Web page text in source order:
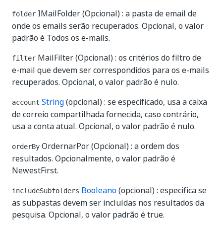
folder IMailFolder (Opcional) : a pasta de email de
onde os emails serão recuperados. Opcional, o valor
padrão é Todos os e-mails.
filter MailFilter (Opcional) : os critérios do filtro de
e-mail que devem ser correspondidos para os e-mails
recuperados. Opcional, o valor padrão é nulo.
account String(opcional) : se especificado, usa a caixa
de correio compartilhada fornecida, caso contrário,
usa a conta atual. Opcional, o valor padrão é nulo.
orderBy OrdernarPor (Opcional) : a ordem dos
resultados. Opcionalmente, o valor padrão é
NewestFirst.
includeSubfolders Booleano(opcional) : especifica se
as subpastas devem ser incluídas nos resultados da
pesquisa. Opcional, o valor padrão é true.